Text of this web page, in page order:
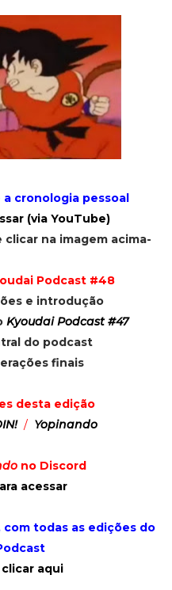
cronologia pessoal
(via YouTube)
clicar na imagem acima-
Podcast #48
e introdução
Kyoudai Podcast #47
do podcast
finais
desta edição
/ Yopinando
no Discord
acessar
com todas as edições do
aqui